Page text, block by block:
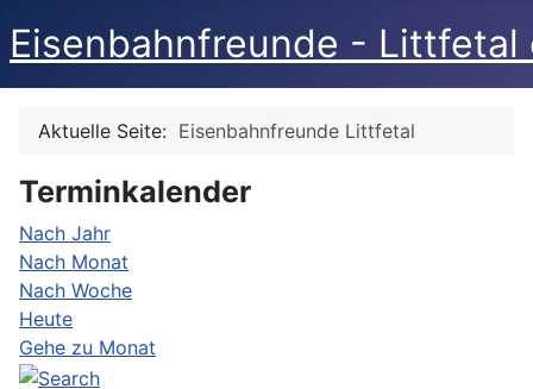
Eisenbahnfreunde - Littfetal
Aktuelle Seite: Eisenbahnfreunde Littfetal
Terminkalender
Nach Jahr
Nach Monat
Nach Woche
Heute
Gehe zu Monat